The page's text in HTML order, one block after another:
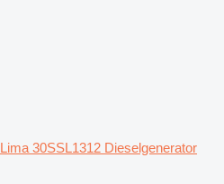
Lima 30SSL1312 Dieselgenerator